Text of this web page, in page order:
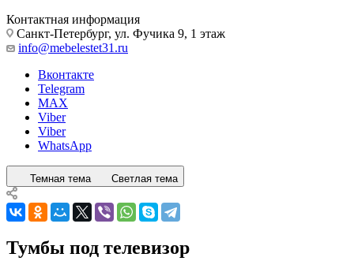
Контактная информация
Санкт-Петербург, ул. Фучика 9, 1 этаж
info@mebelestet31.ru
Вконтакте
Telegram
MAX
Viber
Viber
WhatsApp
Темная тема Светлая тема
Тумбы под телевизор